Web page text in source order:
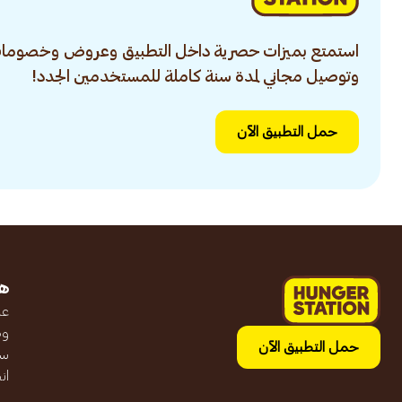
استمتع بميزات حصرية داخل التطبيق وعروض
وتوصيل مجاني لمدة سنة كاملة للمستخدمين الجدد!
حمل التطبيق الآن
حمل التطبيق الآن